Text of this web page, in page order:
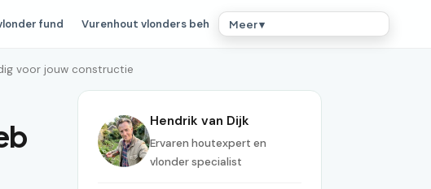
fund Vurenhout vlonders beh Meer ▾
voor jouw constructie
Hendrik van Dijk
Ervaren houtexpert en
vlonder specialist